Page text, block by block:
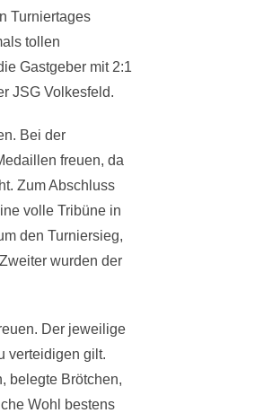
Turniertages
tollen
Gastgeber mit 2:1
JSG Volkesfeld.
Bei der
freuen, da
Zum Abschluss
volle Tribüne in
den Turniersieg,
wurden der
Der jeweilige
verteidigen gilt.
belegte Brötchen,
Wohl bestens